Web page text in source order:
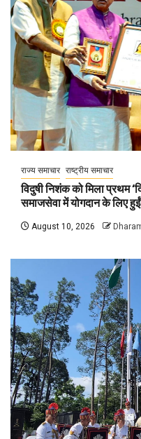
राज्य समाचार राष्ट्रीय समाचार
विदुषी निशंक को मिला प्रथम
समाजसेवा में योगदान के लिए
August 10, 2026